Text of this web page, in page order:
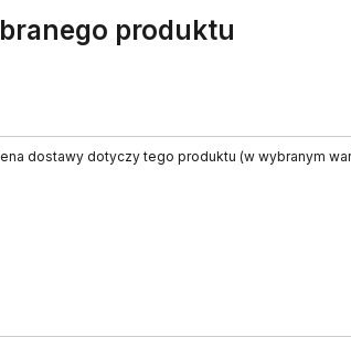
produktu
dostawy dotyczy tego produktu (w wybranym